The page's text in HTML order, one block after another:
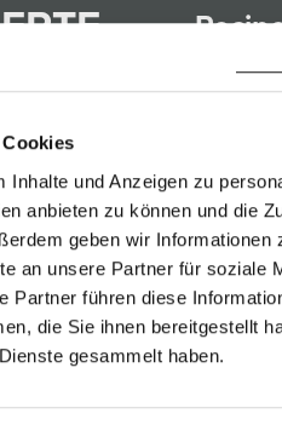
Inhalte und Anzeigen zu
anbieten zu können und die
geben wir Informationen
an unsere Partner für soziale
Partner führen diese
die Sie ihnen bereitgestellt
gesammelt haben.
that
match
Rust
Rust